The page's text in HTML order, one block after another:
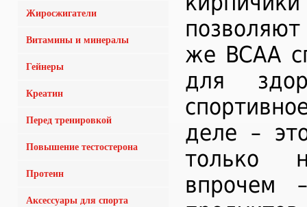
же BCAA
для
деле –
только
впрочем
Жиросжигатели
Витамины и минералы
Гейнеры
Креатин
Перед тренировкой
Повышение тестостерона
Протеин
Аксессуары для спорта